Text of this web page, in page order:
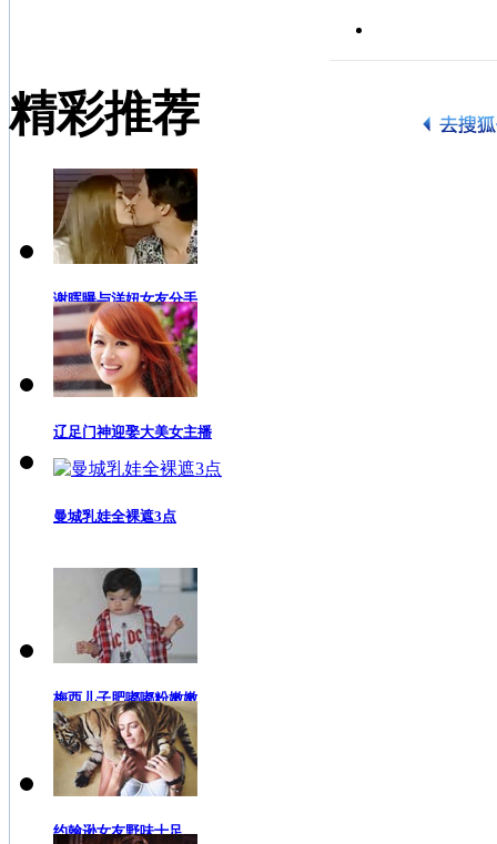
精彩推荐
谢晖曝与洋妞女友分手
辽足门神迎娶大美女主播
曼城乳娃全裸遮3点
梅西儿子肥嘟嘟粉嫩嫩
约翰逊女友野味十足